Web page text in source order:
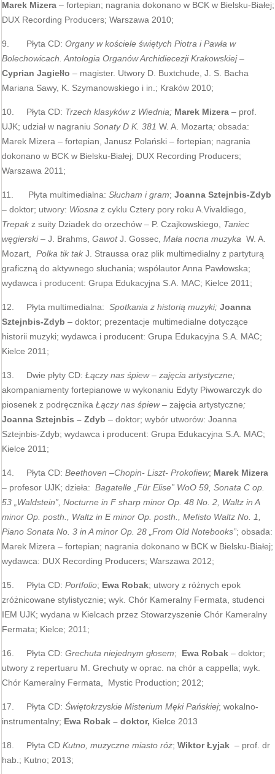
Marek Mizera – fortepian; nagrania dokonano w BCK w Bielsku-Białej;
DUX Recording Producers; Warszawa 2010;
9. Płyta CD: Organy w kościele świętych Piotra i Pawła w
Bolechowicach. Antologia Organów Archidiecezji Krakowskiej –
Cyprian Jagiełło – magister. Utwory D. Buxtchude, J. S. Bacha
Mariana Sawy, K. Szymanowskiego i in.; Kraków 2010;
10. Płyta CD: Trzech klasyków z Wiednia; Marek Mizera – prof.
UJK; udział w nagraniu Sonaty D K. 381 W. A. Mozarta; obsada:
Marek Mizera – fortepian, Janusz Polański – fortepian; nagrania
dokonano w BCK w Bielsku-Białej; DUX Recording Producers;
Warszawa 2011;
11. Płyta multimedialna: Słucham i gram; Joanna Sztejnbis-Zdyb
– doktor; utwory: Wiosna z cyklu Cztery pory roku A.Vivaldiego,
Trepak z suity Dziadek do orzechów – P. Czajkowskiego, Taniec
węgierski– J. Brahms, GawotJ. Gossec, Mała nocna muzyka W. A.
Mozart, Polka tik tak J. Straussa oraz plik multimedialny z partyturą
graficzną do aktywnego słuchania; współautor Anna Pawłowska;
wydawca i producent: Grupa Edukacyjna S.A. MAC; Kielce 2011;
12. Płyta multimedialna: Spotkania z historią muzyki; Joanna
Sztejnbis-Zdyb – doktor; prezentacje multimedialne dotyczące
historii muzyki; wydawca i producent: Grupa Edukacyjna S.A. MAC;
Kielce 2011;
13. Dwie płyty CD: Łączy nas śpiew – zajęcia artystyczne;
akompaniamenty fortepianowe w wykonaniu Edyty Piwowarczyk do
piosenek z podręcznika Łączy nas śpiew– zajęcia artystyczne;
Joanna Sztejnbis – Zdyb – doktor; wybór utworów: Joanna
Sztejnbis-Zdyb; wydawca i producent: Grupa Edukacyjna S.A. MAC;
Kielce 2011;
14. Płyta CD: Beethoven –Chopin- Liszt- Prokofiew; Marek Mizera
– profesor UJK; dzieła: Bagatelle „Für Elise” WoO 59, Sonata C op.
53 „Waldstein”, Nocturne in F sharp minor Op. 48 No. 2, Waltz in A
minor Op. posth., Waltz in E minor Op. posth., Mefisto Waltz No. 1,
Piano Sonata No. 3 in A minor Op. 28 „From Old Notebooks”; obsada:
Marek Mizera – fortepian; nagrania dokonano w BCK w Bielsku-Białej;
wydawca: DUX Recording Producers; Warszawa 2012;
15. Płyta CD: Portfolio; Ewa Robak; utwory z różnych epok
zróżnicowane stylistycznie; wyk. Chór Kameralny Fermata, studenci
IEM UJK; wydana w Kielcach przez Stowarzyszenie Chór Kameralny
Fermata; Kielce; 2011;
16. Płyta CD: Grechuta niejednym głosem; Ewa Robak – doktor;
utwory z repertuaru M. Grechuty w oprac. na chór a cappella; wyk.
Chór Kameralny Fermata, Mystic Production; 2012;
17. Płyta CD: Świętokrzyskie Misterium Męki Pańskiej; wokalno-
instrumentalny; Ewa Robak – doktor, Kielce 2013
18. Płyta CD Kutno, muzyczne miasto róż; Wiktor Łyjak – prof. dr
hab.; Kutno; 2013;